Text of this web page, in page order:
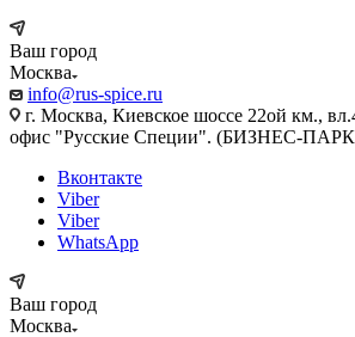
Ваш город
Москва
info@rus-spice.ru
г. Москва, Киевское шоссе 22ой км.,
офис "Русские Специи". (БИЗНЕС-
Вконтакте
Viber
Viber
WhatsApp
Ваш город
Москва